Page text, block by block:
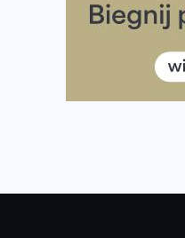
listach startowych są
Jaki smartwatch dla
okazji trenować pod
Jak zaplanować